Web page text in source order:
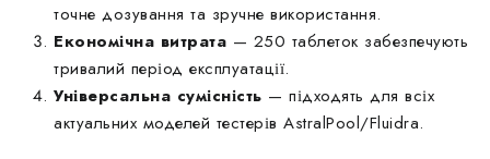
точне дозування та зручне використання.
Економічна витрата — 250 таблеток забезпечують
тривалий період експлуатації.
Універсальна сумісність — підходять для всіх
актуальних моделей тестерів AstralPool/Fluidra.